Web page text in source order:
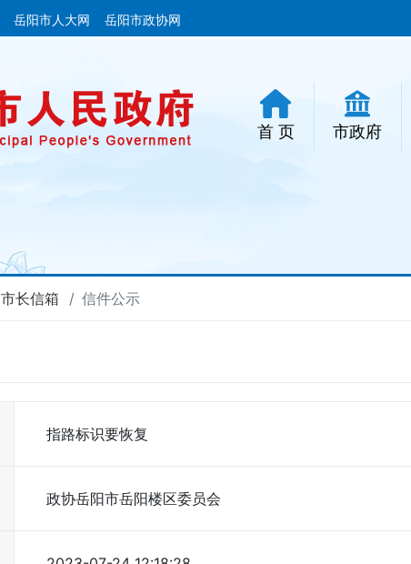
岳阳市人大网 岳阳市政协网
首 页 市政府
市长信箱 信件公示
指路标识要恢复
政协岳阳市岳阳楼区委员会